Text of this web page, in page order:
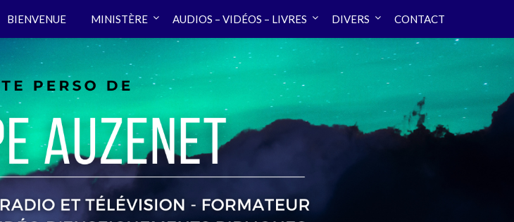
BIENVENUE MINISTÈRE AUDIOS – VIDÉOS – LIVRES DIVERS CONTACT